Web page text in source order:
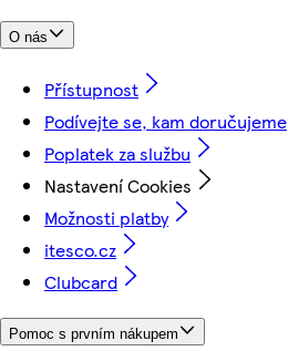
O nás
Přístupnost
Podívejte se, kam doručujeme
Poplatek za službu
Nastavení Cookies
Možnosti platby
itesco.cz
Clubcard
Pomoc s prvním nákupem